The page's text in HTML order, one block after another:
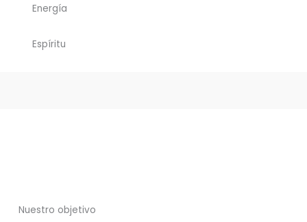
Energía
Espíritu
Nuestro objetivo